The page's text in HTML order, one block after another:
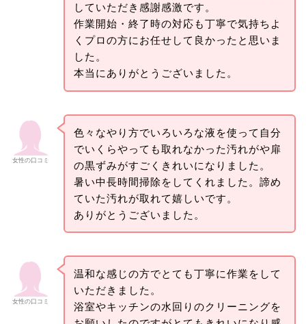
していただき感謝感激です。
作業開始・終了時の対応も丁寧で気持ちよ
くプロの方にお任せして良かったと思いま
した。
本当にありがとうございました。
女性の口コミ
色々なやり方でいろいろな液を使って自分
でいくらやっても取れなかった汚れがや扉
の黒ずみがすごくきれいになりました。
暑い中長時間掃除をしてくれました。諦め
ていた汚れが取れて嬉しいです。
ありがとうございました。
女性の口コミ
温和な感じの方でとても丁寧に作業をして
いただきました。
浴室やキッチンの水回りのクリーニングを